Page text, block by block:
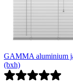
GAMMA aluminium
(bxh)